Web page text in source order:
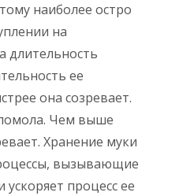
наиболее остро
на
длительность
ее
она созревает.
Чем выше
Хранение муки
вызывающие
процесс ее